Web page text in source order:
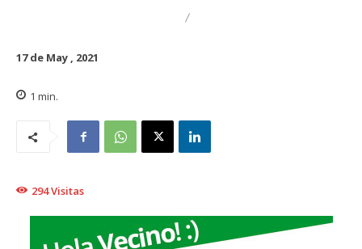
17 de May , 2021
1 min.
294Visitas